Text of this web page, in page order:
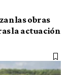
las obras
la actuación